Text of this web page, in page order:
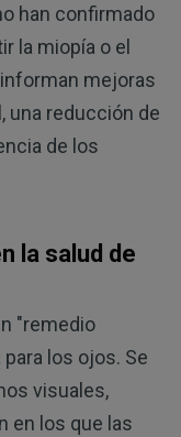
han confirmado
la miopía o el
mejoras
una reducción de
de los
la salud de
"remedio
los ojos. Se
visuales,
en los que las